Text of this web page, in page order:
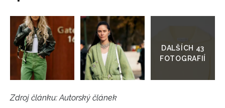
galerie
Zdroj článku: Autorský článek